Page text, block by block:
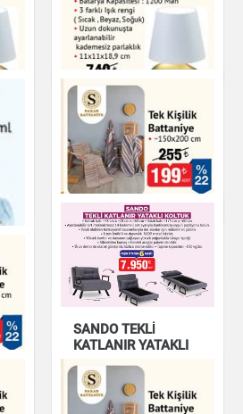
Naturalove Kumlu
Cam Masa Lambası
Ev & Dekorasyon
Naturalove Kumlu
Cam Masa Lambası
Ev & Dekorasyon
Tek Kişilik Battaniye
Ev & Dekorasyon
SANDO TEKLİ
KATLANIR YATAKLI
KOLTUK
Ev & Dekorasyon